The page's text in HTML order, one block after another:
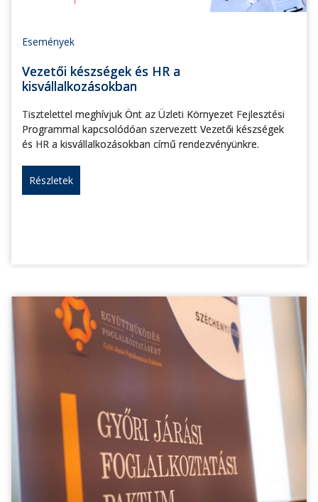
Események
Vezetői készségek és HR a
kisvállalkozásokban
Tisztelettel meghívjuk Önt az Üzleti Környezet Fejlesztési
Programmal kapcsolódóan szervezett Vezetői készségek
és HR a kisvállalkozásokban című rendezvényünkre.
Részletek